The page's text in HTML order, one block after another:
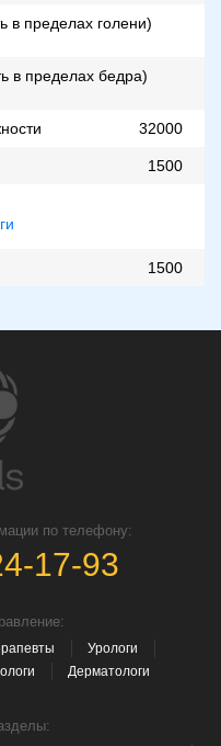
в пределах голени)
в пределах бедра)
32000
1500
1500
по телефону:
17-93
Урологи
Дерматологи